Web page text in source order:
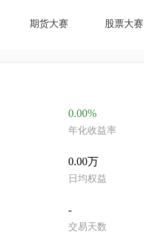
期货大赛 股票大赛
0.00%
年化收益率
0.00万
日均权益
-
交易天数